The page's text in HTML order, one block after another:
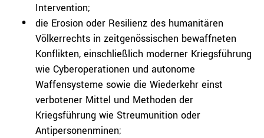
Intervention;
die Erosion oder Resilienz des humanitären
Völkerrechts in zeitgenössischen bewaffneten
Konflikten, einschließlich moderner Kriegsführung
wie Cyberoperationen und autonome
Waffensysteme sowie die Wiederkehr einst
verbotener Mittel und Methoden der
Kriegsführung wie Streumunition oder
Antipersonenminen;